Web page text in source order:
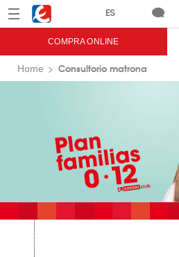
Menú Eroski
COMPRA ONLINE
Home Consultorio matrona